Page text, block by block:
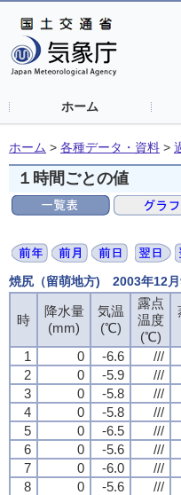
ホーム
ホーム > 各種データ・資料 >
１時間ごとの値
焼尻（留萌地方) 2003年12月
時
降水量
(mm)
気温
(℃)
露点
温度
(℃)
1
0 -6.6 ///
2
0 -5.9 ///
3
0 -5.8 ///
4
0 -5.8 ///
5
0 -6.5 ///
6
0 -5.6 ///
7
0 -6.0 ///
8
0 -5.6 ///
時
降水量
(mm)
気温
(℃)
露点
温度
(℃)
1
0 -6.6 ///
2
0 -5.9 ///
3
0 -5.8 ///
4
0 -5.8 ///
5
0 -6.5 ///
6
0 -5.6 ///
7
0 -6.0 ///
8
0 -5.6 ///
時
降水量
(mm)
気温
(℃)
露点
温度
(℃)
1
0 -6.6 ///
2
0 -5.9 ///
3
0 -5.8 ///
4
0 -5.8 ///
5
0 -6.5 ///
6
0 -5.6 ///
7
0 -6.0 ///
8
0 -5.6 ///
時
降水量
(mm)
気温
(℃)
露点
温度
(℃)
1
0 -6.6 ///
2
0 -5.9 ///
3
0 -5.8 ///
4
0 -5.8 ///
5
0 -6.5 ///
6
0 -5.6 ///
7
0 -6.0 ///
8
0 -5.6 ///